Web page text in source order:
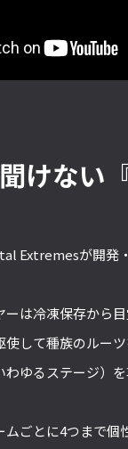
けない
Extremesが開発
ーは冷凍保存から
使して種族のルー
ゆるステージ）
ごとに4つまで個